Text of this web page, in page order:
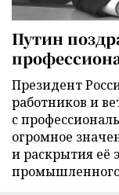
Путин
Президент
работников и
с
огромное
и раскрытия её